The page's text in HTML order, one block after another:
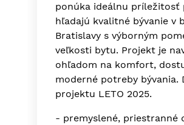
ponúka ideálnu
hľadajú kvalitné bývanie v
Bratislavy s výborným
veľkosti bytu. Projekt je
ohľadom na komfort,
moderné potreby bývania.
projektu LETO 2025.
- premyslené, priestranné